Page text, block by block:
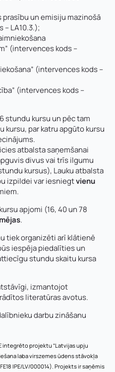
prasību un emisiju mazinošā
LA10.3.);
(intervences kods –
(intervences kods –
(intervences kods –
stundu kursu un pēc tam
kursu, par katru apgūto kursu
atbalsta saņemšanai
divus vai trīs ilgumu
kursus), Lauku atbalsta
izpildei var iesniegtvienu
apjomi (16, 40 un 78
.
tiek organizēti arī klātienē
iespēja piedalīties un
stundu skaitu kursa
izmantojot
literatūras avotus.
darbu zināšanu
integrēto projektu “Latvijas upju
laba virszemes ūdens stāvokļa
IPE/LV/000014). Projekts ir saņēmis
vēstuli *
līdz 2 failiem.